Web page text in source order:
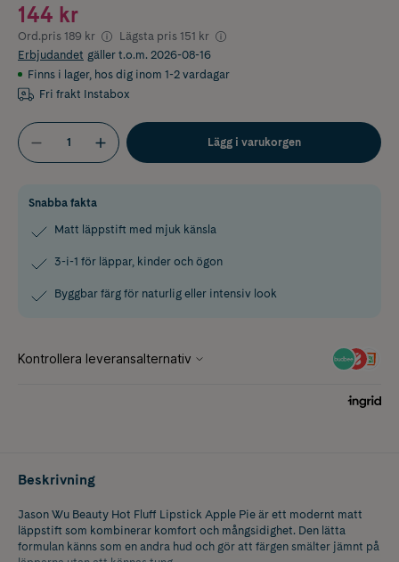
144 kr
Ord.pris 189 kr Lägsta pris 151 kr
Erbjudandet gäller t.o.m. 2026-08-16
Finns i lager, hos dig inom 1-2 vardagar
Fri frakt Instabox
Lägg i varukorgen
Snabba fakta
Matt läppstift med mjuk känsla
3-i-1 för läppar, kinder och ögon
Byggbar färg för naturlig eller intensiv look
Beskrivning
Jason Wu Beauty Hot Fluff Lipstick Apple Pie är ett modernt matt
läppstift som kombinerar komfort och mångsidighet. Den lätta
formulan känns som en andra hud och gör att färgen smälter jämnt på